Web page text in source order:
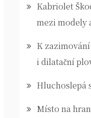
Kabriolet
mezi modely
K
i dilatační
Hluchoslepá
Místo na